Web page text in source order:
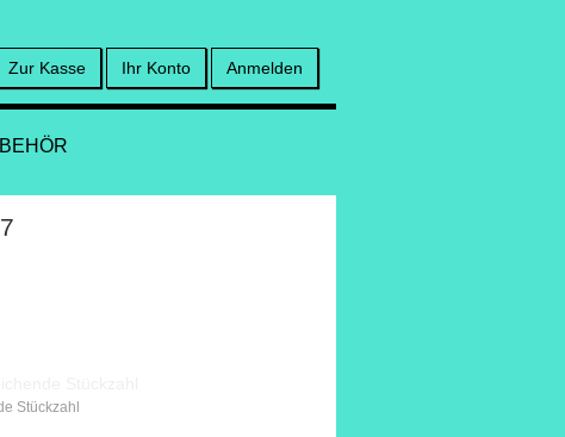
Zur Kasse Ihr Konto Anmelden
Stückzahl